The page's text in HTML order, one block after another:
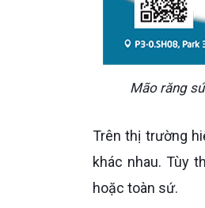
Mão răng
Trên thị trường hiện nay có nhiều loại mão sứ có cấu tạo khác nhau, độ rắn chắc và độ thẩm mỹ cũng
khác nhau. Tùy
hoặc toàn sứ.